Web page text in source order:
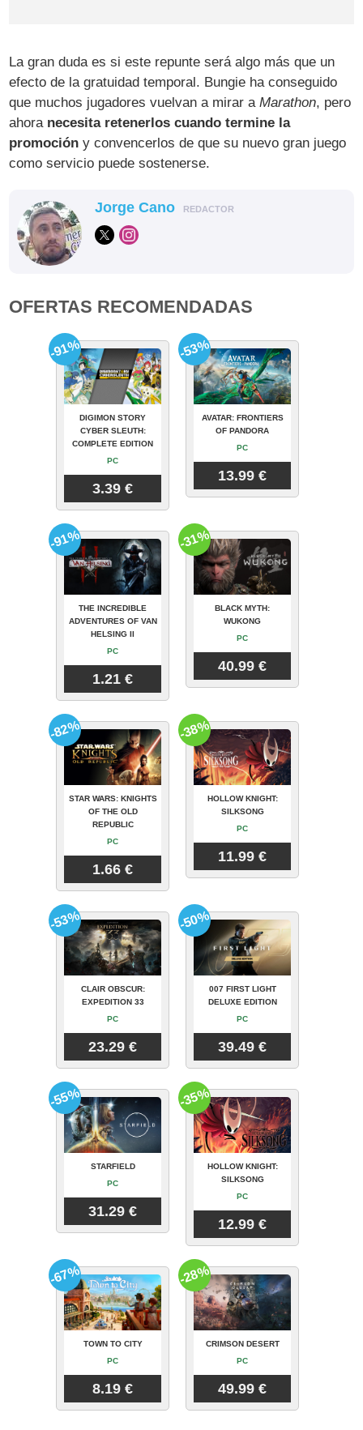
La gran duda es si este repunte será algo más que un
efecto de la gratuidad temporal. Bungie ha conseguido
que muchos jugadores vuelvan a mirar aMarathon, pero
ahora necesita retenerlos cuando termine la
promoción y convencerlos de que su nuevo gran juego
como servicio puede sostenerse.
Jorge Cano REDACTOR
OFERTAS RECOMENDADAS
DIGIMON STORY
CYBER SLEUTH:
COMPLETE EDITION
PC
3.39 €
-91%
AVATAR: FRONTIERS
OF PANDORA
PC
13.99 €
-53%
THE INCREDIBLE
ADVENTURES OF VAN
HELSING II
PC
1.21 €
-91%
BLACK MYTH:
WUKONG
PC
40.99 €
-31%
STAR WARS: KNIGHTS
OF THE OLD
REPUBLIC
PC
1.66 €
-82%
HOLLOW KNIGHT:
SILKSONG
PC
11.99 €
-38%
CLAIR OBSCUR:
EXPEDITION 33
PC
23.29 €
-53%
007 FIRST LIGHT
DELUXE EDITION
PC
39.49 €
-50%
STARFIELD
PC
31.29 €
-55%
HOLLOW KNIGHT:
SILKSONG
PC
12.99 €
-35%
TOWN TO CITY
PC
8.19 €
-67%
CRIMSON DESERT
PC
49.99 €
-28%